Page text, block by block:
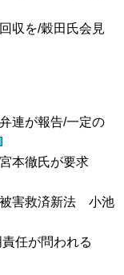
収を/穀田氏会見
連が報告/一定の
本徹氏が要求
害救済新法 小池
任が問われる